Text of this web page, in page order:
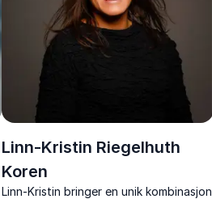
Linn-Kristin Riegelhuth
Koren
Linn-Kristin bringer en unik kombinasjon